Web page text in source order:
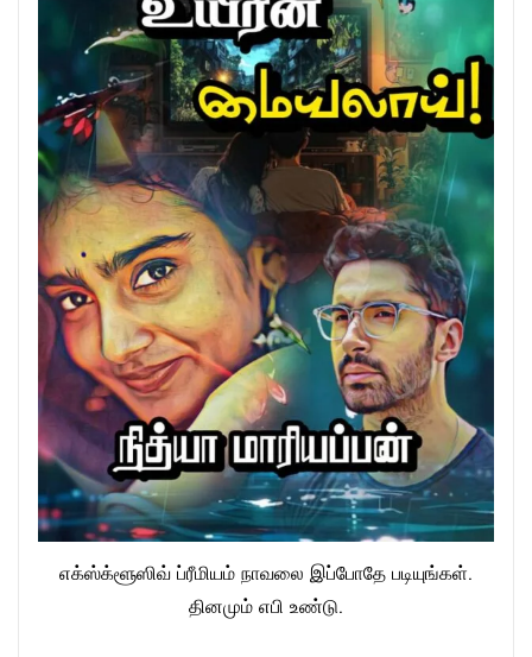
எக்ஸ்க்ளூஸிவ் ப்ரீமியம் நாவலை இப்போதே படியுங்கள்.
தினமும் எபி உண்டு.